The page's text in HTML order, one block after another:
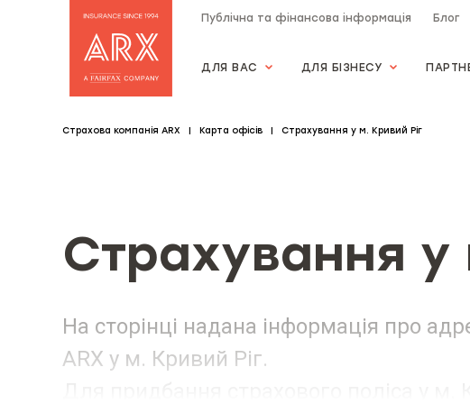
Публічна та фінансова інформація Блог
ДЛЯ ВАС ДЛЯ БІЗНЕСУ
Страхова компанія ARX Карта офісів Страхування у м. Кривий Ріг
Страхування у
На сторінці надана інформація про
ARX у м. Кривий Ріг.